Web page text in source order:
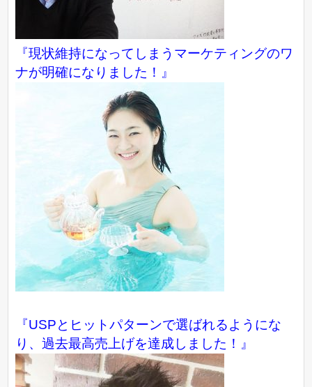
『現状維持になってしまうマーケティングのワ
ナが明確になりました！』
『USPとヒットパターンで選ばれるようにな
り、過去最高売上げを達成しました！』